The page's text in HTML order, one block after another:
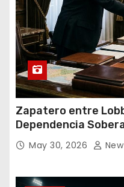
Zapatero entre
Dependencia
May 30, 2026 New